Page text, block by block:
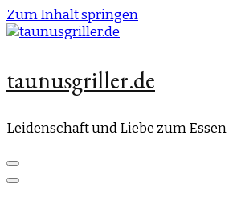
Zum Inhalt springen
taunusgriller.de
Leidenschaft und Liebe zum Essen